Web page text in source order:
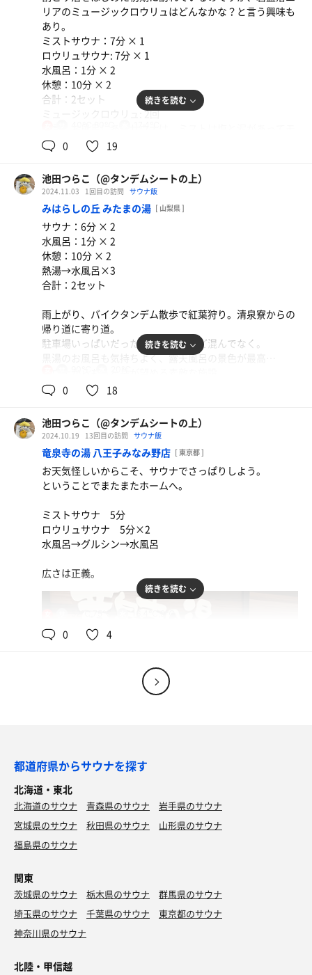
デミオムライス
トロたまごでウマ！ コーラを添えて。
サ室出てすぐ水風呂からの外気浴スペースへの動線が素
敵。
秋の空が高くて気持ちいい外気浴でした。
お風呂も広めで温度も良く、温冷交代浴も気持ちよくでき
ました。
カキフライ
熱々でジュワッと美味しい。タルタルもウマ！
リアのミュージックロウリュはどんなかな？と言う興味も
あり。
ミストサウナ：7分 × 1
ロウリュサウナ: 7分 × 1
水風呂：1分 × 2
休憩：10分 × 2
合計：2セット
ミュージックロウリュ: 2回
クモクはしていないけど体感は結構熱くてよき。
に入室してしまい、ヤバ!と思って二段目のストーブ目の
前に座ってしまったら案外やんわりでホッ。
でも送風が終わったら上に溜まっていた熱いのが降りて来
ておおお〜っとなった。（語彙力…）。座る位置考えたら
結構いい感じかなと思います。
ミュージックロウリュサウナは、思ったより熱くて、しっ
かり汗はかけるけど、音楽は音がこもっていて個人的には
残念…音質とか気にしてはいけないもの?あまり経験ない
ので。
とろみあって野菜もしゃもしゃ美味しい
続きを読む
0 19
池田つらこ（@タンデムシートの上）
2024.11.03 1回目の訪問 サウナ飯
みはらしの丘 みたまの湯 [ 山梨県 ]
サウナ：6分 × 2
水風呂：1分 × 2
休憩：10分 × 2
熱湯→水風呂×3
合計：2セット
雨上がり、バイクタンデム散歩で紅葉狩り。清泉寮からの
帰り道に寄り道。
駐車場いっぱいだったけど、いうほど混んでなく。
黒湯のお風呂も気持ちよく、露天風呂の景色が最高…
カラカラ昭和ストロングタイプのサウナですが、じっくり
ッと冷やせる。
なんといっても外気浴。
露天に椅子が、7個くらいあり、パノラマの景色を見なが
らまったり休憩が最高でした！
続きを読む
0 18
池田つらこ（@タンデムシートの上）
2024.10.19 13回目の訪問 サウナ飯
竜泉寺の湯 八王子みなみ野店 [ 東京都 ]
お天気怪しいからこそ、サウナでさっぱりしよう。
ということでまたまたホームへ。
ミストサウナ 5分
ロウリュサウナ 5分×2
水風呂→グルシン→水風呂
広さは正義。
続きを読む
0 4
都道府県からサウナを探す
北海道・東北
北海道のサウナ 青森県のサウナ
岩手県のサウナ
宮城県のサウナ
秋田県のサウナ
山形県のサウナ
福島県のサウナ
関東
茨城県のサウナ 栃木県のサウナ
群馬県のサウナ
埼玉県のサウナ
千葉県のサウナ
東京都のサウナ
神奈川県のサウナ
北陸・甲信越